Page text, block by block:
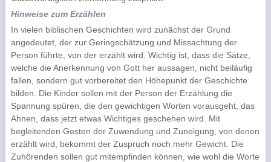
Hinweise zum Erzählen
In vielen biblischen Geschichten wird zunächst der Grund
angedeutet, der zur Geringschätzung und Missachtung der
Person führte, von der erzählt wird. Wichtig ist, dass die Sätze,
welche die Anerkennung von Gott her aussagen, nicht beiläufig
fallen, sondern gut vorbereitet den Höhepunkt der Geschichte
bilden. Die Kinder sollen mit der Person der Erzählung die
Spannung spüren, die den gewichtigen Worten vorausgeht, das
Ahnen, dass jetzt etwas Wichtiges geschehen wird. Mit
begleitenden Gesten der Zuwendung und Zuneigung, von denen
erzählt wird, bekommt der Zuspruch noch mehr Gewicht. Die
Zuhörenden sollen gut mitempfinden können, wie wohl die Worte